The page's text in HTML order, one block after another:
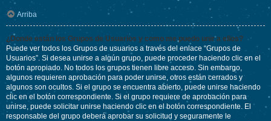
Arriba
¿Donde están los Grupos de Usuarios y como me puedo unir a ellos?
Puede ver todos los Grupos de usuarios a través del enlace “Grupos de
Usuarios”. Si desea unirse a algún grupo, puede proceder haciendo clic en el
botón apropiado. No todos los grupos tienen libre acceso. Sin embargo,
algunos requieren aprobación para poder unirse, otros están cerrados y
algunos son ocultos. Si el grupo se encuentra abierto, puede unirse haciendo
clic en el botón correspondiente. Si el grupo requiere de aprobación para
unirse, puede solicitar unirse haciendo clic en el botón correspondiente. El
responsable del grupo deberá aprobar su solicitud y seguramente le